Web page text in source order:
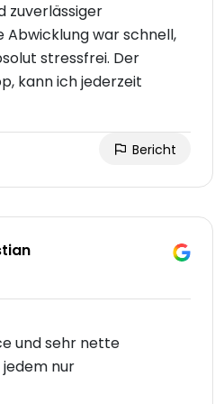
zuverlässiger
Abwicklung war schnell,
stressfrei. Der
kann ich jederzeit
Bericht
und sehr nette
nur